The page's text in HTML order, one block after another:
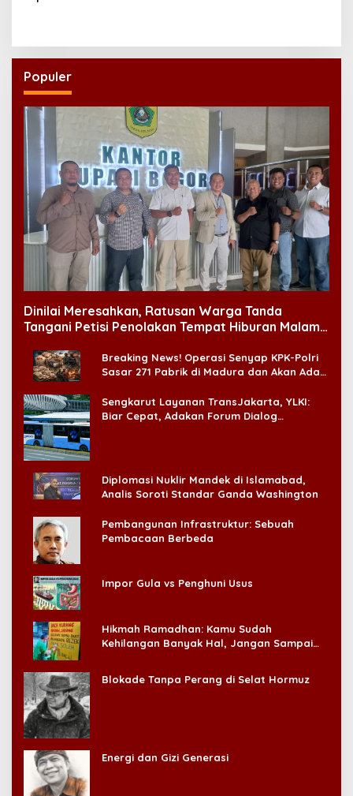
Populer
Dinilai Meresahkan, Ratusan Warga Tanda
Tangani Petisi Penolakan Tempat Hiburan Malam
Breaking News! Operasi Senyap KPK-Polri
Sasar 271 Pabrik di Madura dan Akan Ada
Sengkarut Layanan TransJakarta, YLKI:
Biar Cepat, Adakan Forum Dialog
Diplomasi Nuklir Mandek di Islamabad,
Analis Soroti Standar Ganda Washington
Pembangunan Infrastruktur: Sebuah
Pembacaan Berbeda
Impor Gula vs Penghuni Usus
Hikmah Ramadhan: Kamu Sudah
Kehilangan Banyak Hal, Jangan Sampai
Blokade Tanpa Perang di Selat Hormuz
Energi dan Gizi Generasi